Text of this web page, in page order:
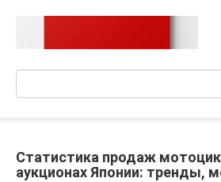
Статистика продаж
аукционах Японии: тренды,